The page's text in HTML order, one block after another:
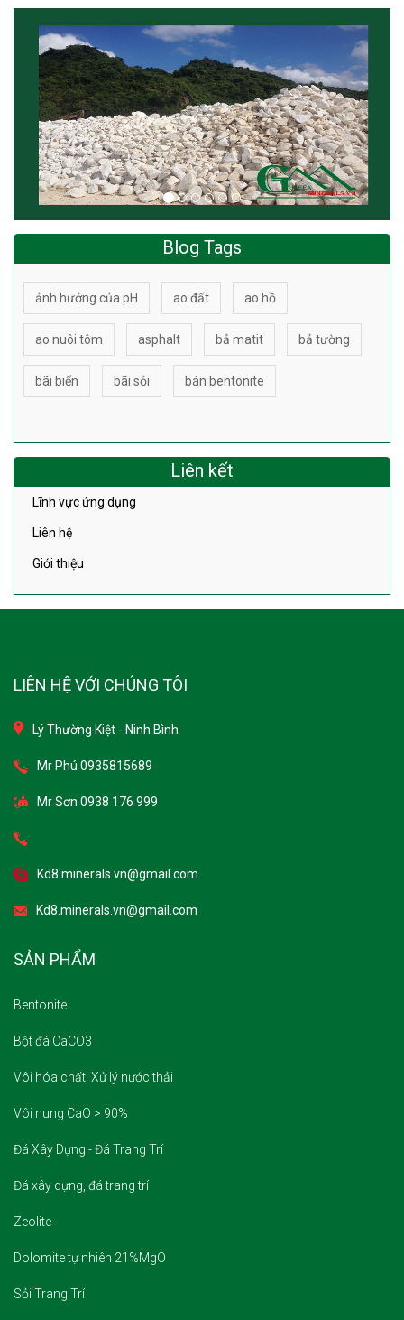
Blog Tags
ảnh hưởng của pH ao đất ao hồ
ao nuôi tôm asphalt bả matit bả tường
bãi biển bãi sỏi bán bentonite
Liên kết
Lĩnh vực ứng dụng
Liên hệ
Giới thiệu
LIÊN HỆ VỚI CHÚNG TÔI
Lý Thường Kiệt - Ninh Bình
Mr Phú 0935815689
Mr Sơn 0938 176 999
Kd8.minerals.vn@gmail.com
Kd8.minerals.vn@gmail.com
SẢN PHẨM
Bentonite
Bột đá CaCO3
Vôi hóa chất, Xử lý nước thải
Vôi nung CaO > 90%
Đá Xây Dựng - Đá Trang Trí
Đá xây dựng, đá trang trí
Zeolite
Dolomite tự nhiên 21%MgO
Sỏi Trang Trí